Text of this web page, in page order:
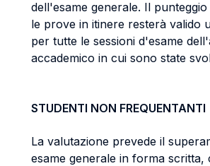
dell'esame generale. Il
le prove in itinere resterà valido
per tutte le sessioni d'esame
accademico in cui sono state
STUDENTI NON FREQUENTANTI
La valutazione prevede il
esame generale in forma scritta,